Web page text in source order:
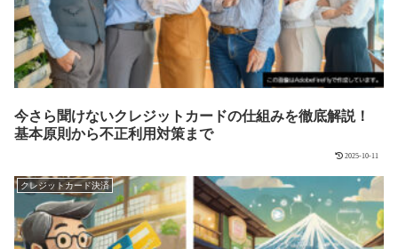
今さら聞けないクレジットカードの仕組みを徹底解説！
基本原則から不正利用対策まで
2025-10-11
クレジットカード決済